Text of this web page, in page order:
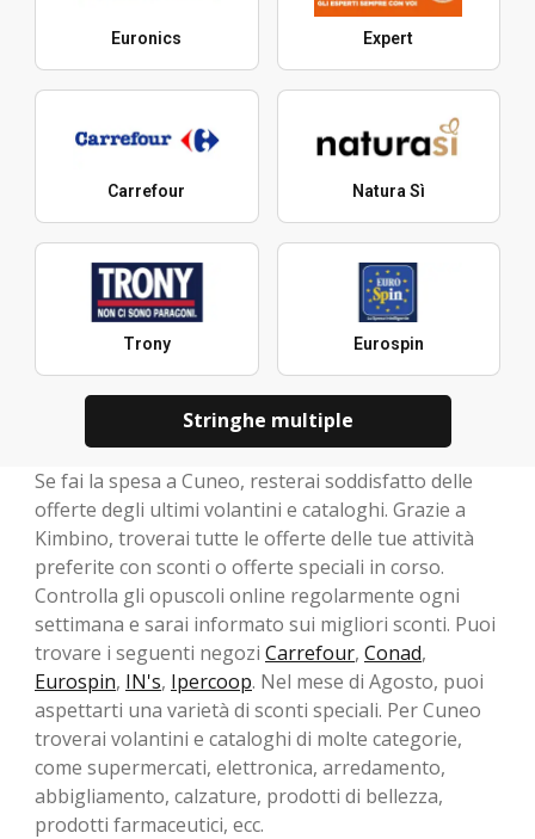
Euronics Expert
Carrefour Natura Sì
Trony Eurospin
Stringhe multiple
Se fai la spesa a Cuneo, resterai soddisfatto delle
offerte degli ultimi volantini e cataloghi. Grazie a
Kimbino, troverai tutte le offerte delle tue attività
preferite con sconti o offerte speciali in corso.
Controlla gli opuscoli online regolarmente ogni
settimana e sarai informato sui migliori sconti. Puoi
trovare i seguenti negozi Carrefour, Conad,
Eurospin, IN's, Ipercoop. Nel mese di Agosto, ​​puoi
aspettarti una varietà di sconti speciali. Per Cuneo
troverai volantini e cataloghi di molte categorie,
come supermercati, elettronica, arredamento,
abbigliamento, calzature, prodotti di bellezza,
prodotti farmaceutici, ecc.